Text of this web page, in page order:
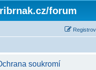
forum
soukromí